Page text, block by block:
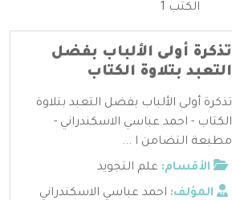
الكتب 1
تذكرة أولى الألباب بفضل
التعبد بتلاوة الكتاب
تذكرة أولى الألباب بفضل التعبد بتلاوة
الكتاب - احمد عباسي الاسكندراني -
مطبعة التضامن ا ...
الأقسام: علم التجويد
المؤلف: احمد عباسي الاسكندراني